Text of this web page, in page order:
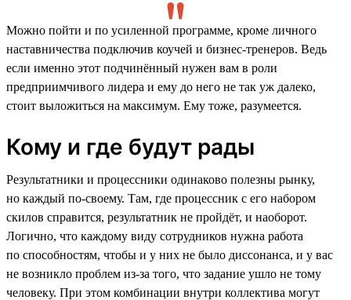
Можно пойти и по усиленной программе, кроме личного
наставничества подключив коучей и бизнес-тренеров. Ведь
если именно этот подчинённый нужен вам в роли
предприимчивого лидера и ему до него не так уж далеко,
стоит выложиться на максимум. Ему тоже, разумеется.
Кому и где будут рады
Результатники и процессники одинаково полезны рынку,
но каждый по-своему. Там, где процессник с его набором
скилов справится, результатник не пройдёт, и наоборот.
Логично, что каждому виду сотрудников нужна работа
по способностям, чтобы и у них не было диссонанса, и у вас
не возникло проблем из-за того, что задание ушло не тому
человеку. При этом комбинации внутри коллектива могут